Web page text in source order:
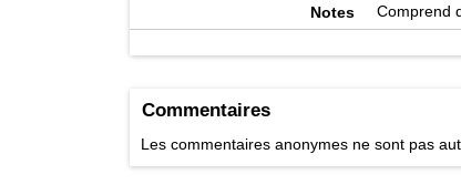
Notes
Comprend
Commentaires
Les commentaires anonymes ne sont pas